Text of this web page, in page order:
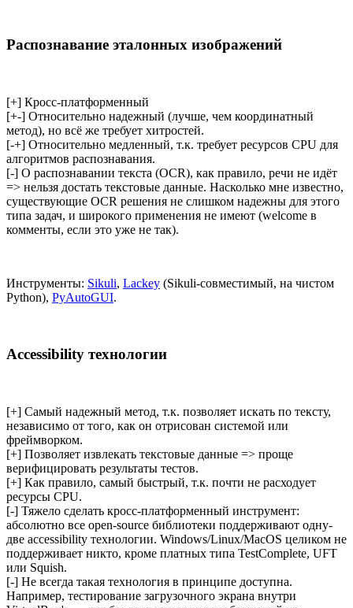
Распознавание эталонных изображений
[+] Кросс-платформенный
[+-] Относительно надежный (лучше, чем координатный
метод), но всё же требует хитростей.
[-+] Относительно медленный, т.к. требует ресурсов CPU для
алгоритмов распознавания.
[-] О распознавании текста (OCR), как правило, речи не идёт
=> нельзя достать текстовые данные. Насколько мне известно,
существующие OCR решения не слишком надежны для этого
типа задач, и широкого применения не имеют (welcome в
комменты, если это уже не так).
Инструменты: Sikuli, Lackey (Sikuli-совместимый, на чистом
Python), PyAutoGUI.
Accessibility технологии
[+] Самый надежный метод, т.к. позволяет искать по тексту,
независимо от того, как он отрисован системой или
фреймворком.
[+] Позволяет извлекать текстовые данные => проще
верифицировать результаты тестов.
[+] Как правило, самый быстрый, т.к. почти не расходует
ресурсы CPU.
[-] Тяжело сделать кросс-платформенный инструмент:
абсолютно все open-source библиотеки поддерживают одну-
две accessibility технологии. Windows/Linux/MacOS целиком не
поддерживает никто, кроме платных типа TestComplete, UFT
или Squish.
[-] Не всегда такая технология в принципе доступна.
Например, тестирование загрузочного экрана внутри